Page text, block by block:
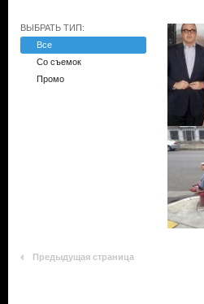
ВЫБРАТЬ ТИП:
Все
Со съемок
Промо
Предыдущая страница